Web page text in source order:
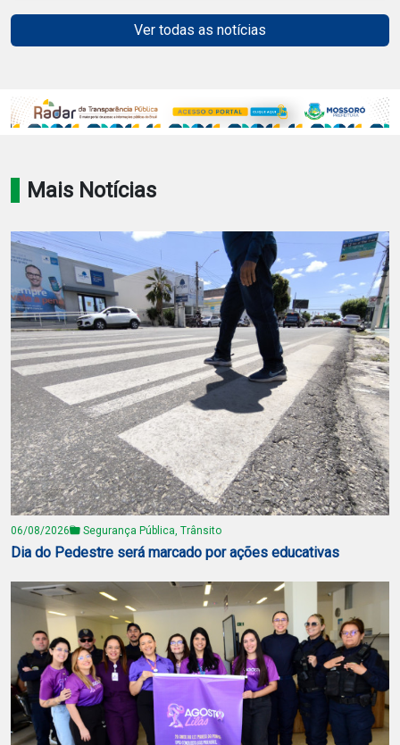
Ver todas as notícias
Mais Notícias
06/08/2026 Segurança Pública, Trânsito
Dia do Pedestre será marcado por ações educativas